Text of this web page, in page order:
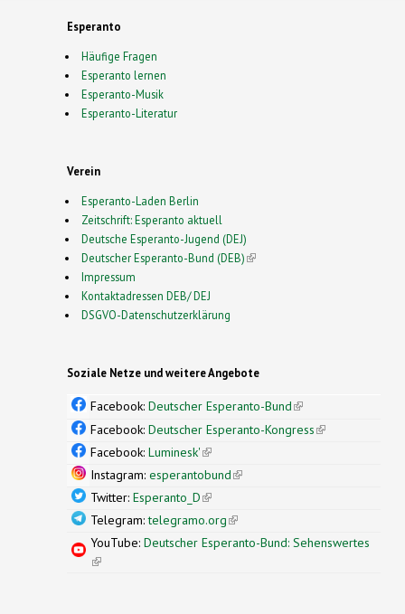
Esperanto
Häufige Fragen
Esperanto lernen
Esperanto-Musik
Esperanto-Literatur
Verein
Esperanto-Laden Berlin
Zeitschrift: Esperanto aktuell
Deutsche Esperanto-Jugend (DEJ)
Deutscher Esperanto-Bund (DEB)(link is external)
Impressum
Kontaktadressen DEB/ DEJ
DSGVO-Datenschutzerklärung
Soziale Netze und weitere Angebote
Facebook: Deutscher Esperanto-Bund(link is
external)
Facebook: Deutscher Esperanto-Kongress(link is
Facebook: Luminesk'(link is external)
Instagram: esperantobund(link is external)
Twitter: Esperanto_D(link is external)
Telegram:telegramo.org(link is external)
YouTube: Deutscher Esperanto-Bund: Sehenswertes
(link is external)